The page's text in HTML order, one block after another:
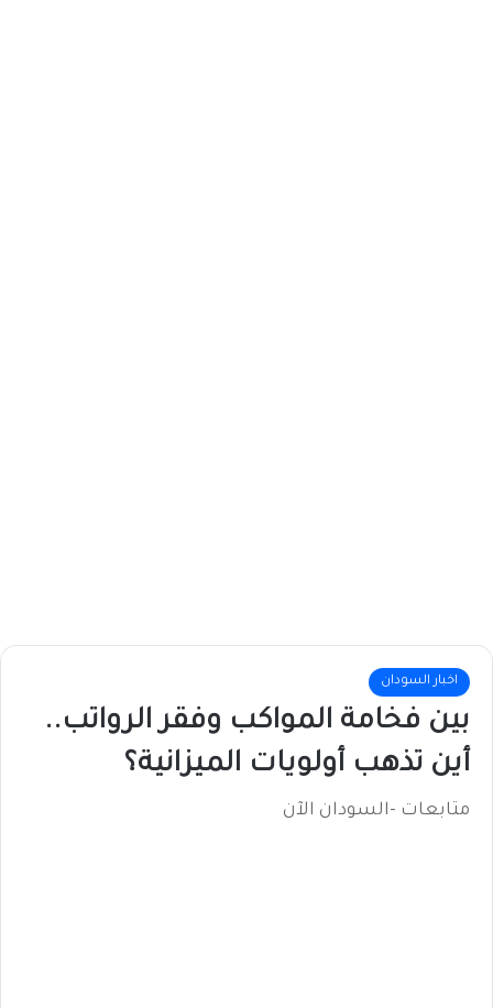
اخبار السودان
​بين فخامة المواكب وفقر الرواتب..
أين تذهب أولويات الميزانية؟
متابعات -السودان الآن